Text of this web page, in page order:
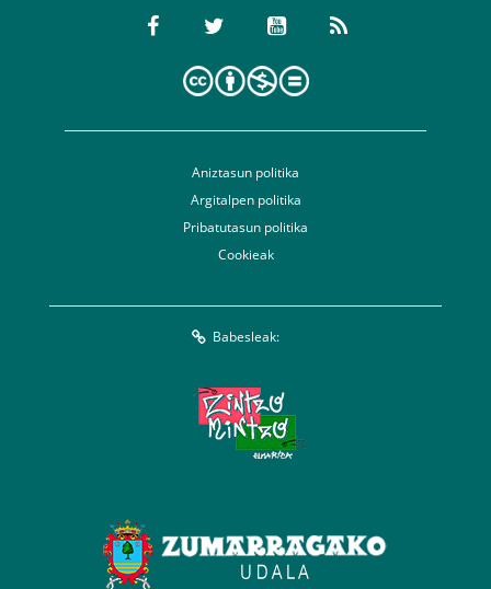
Aniztasun politika
Argitalpen politika
Pribatutasun politika
Cookieak
Babesleak: